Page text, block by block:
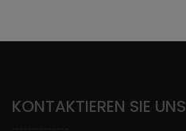
KONTAKTIEREN SIE UNS